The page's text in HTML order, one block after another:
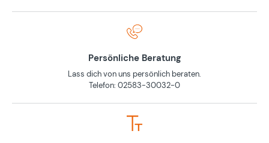
Persönliche Beratung
Lass dich von uns persönlich beraten.
Telefon: 02583-30032-0